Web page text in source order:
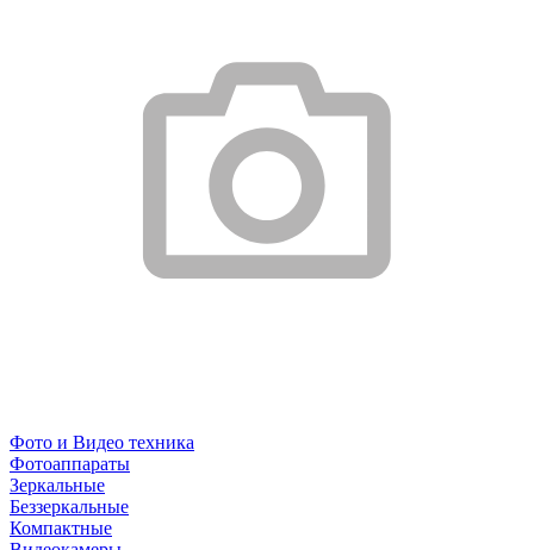
Фото и Видео техника
Фотоаппараты
Зеркальные
Беззеркальные
Компактные